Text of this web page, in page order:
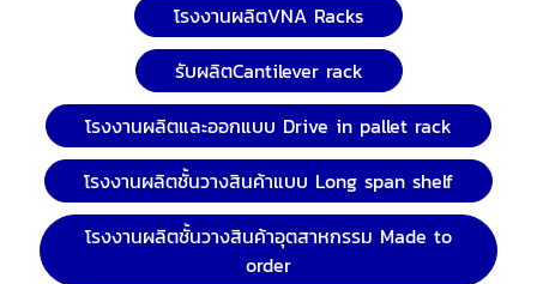
โรงงานผลิตVNA Racks
รับผลิตCantilever rack
โรงงานผลิตและออกแบบ Drive in pallet rack
โรงงานผลิตชั้นวางสินค้าแบบ Long span shelf
โรงงานผลิตชั้นวางสินค้าอุตสาหกรรม Made to
order